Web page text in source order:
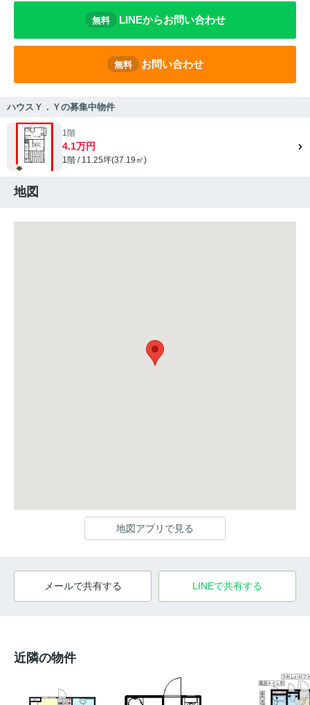
無料 LINEからお問い合わせ
無料 お問い合わせ
ハウスＹ．Ｙの募集中物件
1階
4.1万円
1階 / 11.25坪(37.19㎡)
地図
地図アプリで見る
メールで共有する LINEで共有する
近隣の物件